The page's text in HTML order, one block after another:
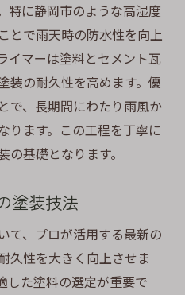
特に静岡市のような高湿度
とで雨天時の防水性を向上
イマーは塗料とセメント瓦
装の耐久性を高めます。優
で、長期間にわたり雨風か
ります。この工程を丁寧に
基礎となります。
塗装技法
て、プロが活用する最新の
久性を大きく向上させま
した塗料の選定が重要で